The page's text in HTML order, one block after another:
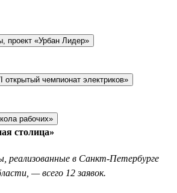
проект «Урбан Лидер»
открытый чемпионат электриков»
рабочих»
столица»
реализованные в Санкт-Петербурге
— всего 12 заявок.